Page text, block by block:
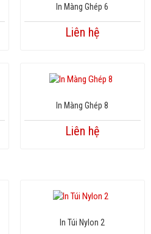
In Màng Ghép 6
Liên hệ
In Màng Ghép 8
Liên hệ
In Túi Nylon 2